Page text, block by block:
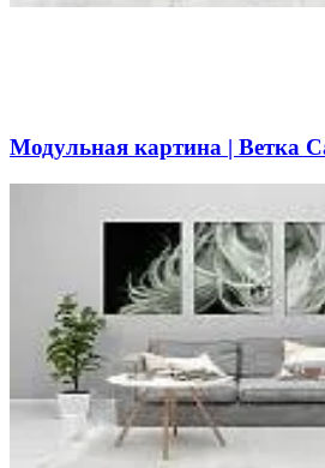
Модульная картина | Ветка